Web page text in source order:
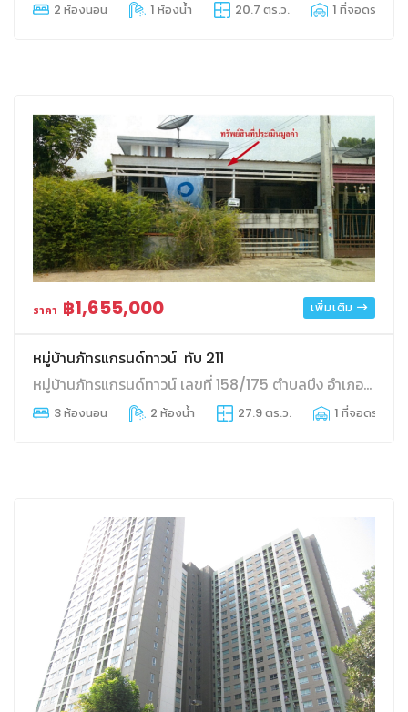
2 ห้องนอน 1 ห้องน้ำ 20.7 ตร.ว. 1 ที่จอดรถ
ราคา ฿1,655,000 เพิ่มเติม
หมู่บ้านภัทรแกรนด์ทาวน์ ทับ 211
หมู่บ้านภัทรแกรนด์ทาวน์ เลขที่ 158/175 ตำบลบึง อำเภอศรีราชา จังหวัดชลบุรี
3 ห้องนอน 2 ห้องน้ำ 27.9 ตร.ว. 1 ที่จอดรถ